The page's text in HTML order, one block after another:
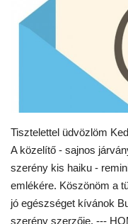
Kultúra
Történelem
Gazdaság
Művészet
Sport
Tisztelettel üdvözlöm
A közelítő - sajnos
szerény kis haiku -
emlékére. Köszönöm a
jó egészséget kívánok
szerény szerzője. ---